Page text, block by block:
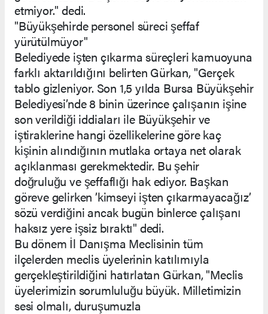
etmiyor." dedi.
"Büyükşehirde personel süreci şeffaf
yürütülmüyor"
Belediyede işten çıkarma süreçleri kamuoyuna
farklı aktarıldığını belirten Gürkan, "Gerçek
tablo gizleniyor. Son 1,5 yılda Bursa Büyükşehir
Belediyesi’nde 8 binin üzerince çalışanın işine
son verildiği iddiaları ile Büyükşehir ve
iştiraklerine hangi özellikelerine göre kaç
kişinin alındığının mutlaka ortaya net olarak
açıklanması gerekmektedir. Bu şehir
doğruluğu ve şeffaflığı hak ediyor. Başkan
göreve gelirken ’kimseyi işten çıkarmayacağız’
sözü verdiğini ancak bugün binlerce çalışanı
haksız yere işsiz bıraktı" dedi.
Bu dönem İl Danışma Meclisinin tüm
ilçelerden meclis üyelerinin katılımıyla
gerçekleştirildiğini hatırlatan Gürkan, "Meclis
üyelerimizin sorumluluğu büyük. Milletimizin
sesi olmalı, duruşumuzla